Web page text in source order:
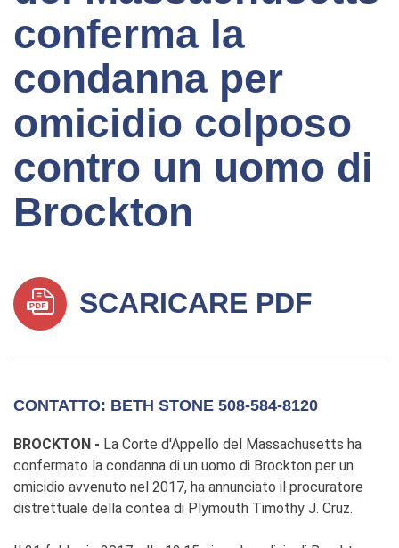
conferma la
condanna per
omicidio colposo
contro un uomo di
Brockton
SCARICARE PDF
CONTATTO: BETH STONE 508-584-8120
BROCKTON - La Corte d'Appello del Massachusetts ha
confermato la condanna di un uomo di Brockton per un
omicidio avvenuto nel 2017, ha annunciato il procuratore
distrettuale della contea di Plymouth Timothy J. Cruz.